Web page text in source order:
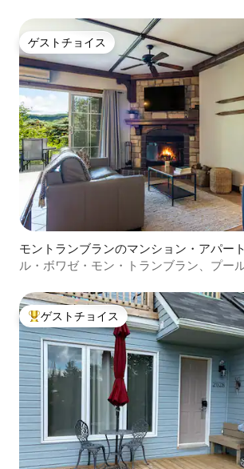
ゲストチョイス
ゲストチョイス
モントランブランのマンション・アパート
ル・ボワゼ・モン・トランブラン、プー
大好評のゲストチョイスです。
ゲストチョイス